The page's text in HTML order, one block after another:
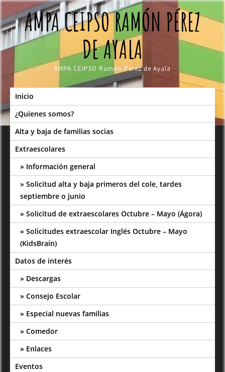
Skip
to
contentAMPA CEIPSO RAMÓN PÉREZ
DE AYALA
AMPA CEIPSO Ramón Pérez de Ayala
Inicio
¿Quienes somos?
Alta y baja de familias socias
Extraescolares
Información general
Solicitud alta y baja primeros del cole, tardes
septiembre o junio
Solicitud de extraescolares Octubre – Mayo (Ágora)
Solicitudes extraescolar Inglés Octubre – Mayo
(KidsBrain)
Datos de interés
Descargas
Consejo Escolar
Especial nuevas familias
Comedor
Enlaces
Eventos